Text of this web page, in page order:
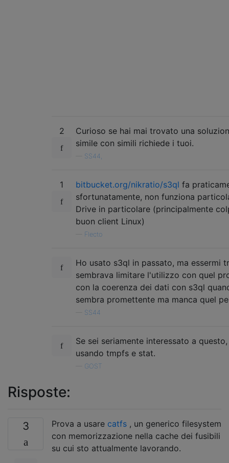
2
Curioso se hai mai trovato una
simile con simili richiede i tuoi.
SS44,
1 bitbucket.org/nikratio/s3ql fa
sfortunatamente, non funziona
Drive in particolare (principalmente
buon client Linux)
Flecto
Ho usato s3ql in passato, ma essermi
sembrava limitare l'utilizzo con quel
con la coerenza dei dati con s3ql
sembra promettente ma manca quel
SS44
Se sei seriamente interessato a
usando tmpfs e stat.
GOST
Risposte:
3 Prova a usare catfs , un generico filesystem
con memorizzazione nella cache dei fusibili
su cui sto attualmente lavorando.